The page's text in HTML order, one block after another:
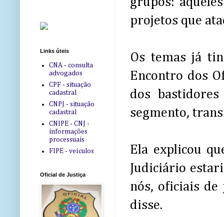
projetos que
Os temas já
Encontro dos
dos
segmento,
Ela explicou
Judiciário
nós, oficiais de
disse.
Links úteis
CNA - consulta
advogados
CPF - situação
cadastral
CNPJ - situação
cadastral
CNIPE - CNJ -
informações
processuais
FIPE - veículos
Oficial de Justiça